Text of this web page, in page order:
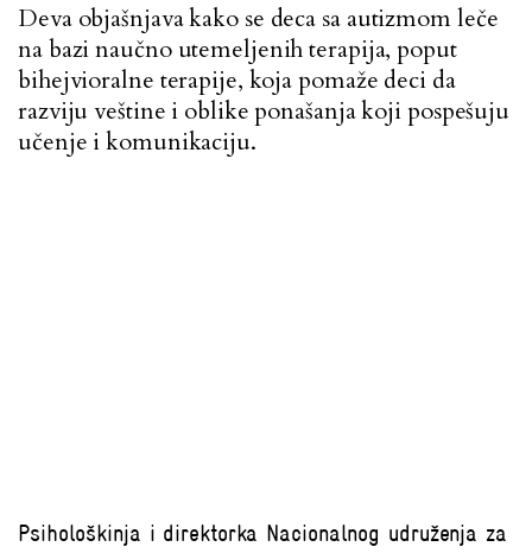
Deva objašnjava kako se deca sa autizmom leče
na bazi naučno utemeljenih terapija, poput
bihejvioralne terapije, koja pomaže deci da
razviju veštine i oblike ponašanja koji pospešuju
učenje i komunikaciju.
Psihološkinja i direktorka Nacionalnog udruženja za